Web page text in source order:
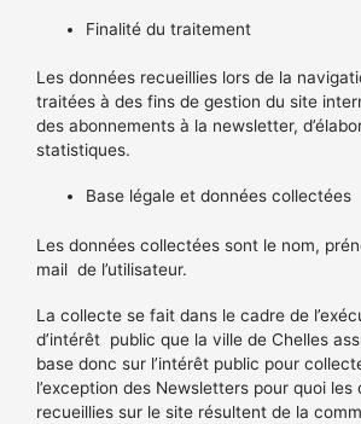
Finalité du traitement
Les données recueillies lors de la
traitées à des fins de gestion du site
des abonnements à la newsletter,
statistiques.
Base légale et données collectées
Les données collectées sont le nom,
mail de l’utilisateur.
La collecte se fait dans le cadre de
d’intérêt public que la ville de Chelles
base donc sur l’intérêt public pour
l’exception des Newsletters pour quoi les
recueillies sur le site résultent de la